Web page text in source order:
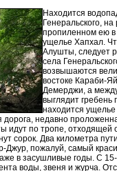
Находится
Генеральского,
пропиленном ею в
ущелье Хапхал.
Алушты, следует
села
возвышаются
востоке Караби-
Демерджи, а
выглядит гребень
находится
дорога, недавно
идут по тропе, отходящей
сорок. Два километра
Джур, пожалуй, самый
в засушливые годы. С
воды, звеня и журча.